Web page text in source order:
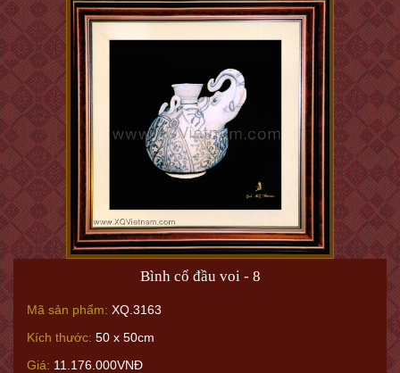
Bình cổ đầu voi - 8
Mã sản phẩm: XQ.3163
Kích thước: 50 x 50cm
Giá: 11.176.000VNĐ